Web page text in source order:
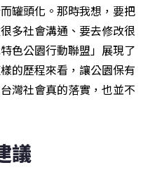
罐頭化。那時我想，要把
多社會溝通、要去修改很
色公園行動聯盟」展現了
的歷程來看，讓公園保有
灣社會真的落實，也並不
議